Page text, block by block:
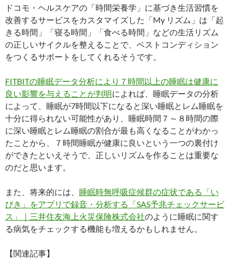
ドコモ・ヘルスケアの「時間栄養学」に基づき生活習慣を
改善するサービスをカスタマイズした「My リズム」は「起
きる時間」「寝る時間」「食べる時間」などの生活リズム
の正しいサイクルを整えることで、ベストコンディション
をつくるサポートをしてくれるそうです。
FITBITの睡眠データ分析により７時間以上の睡眠は健康に
良い影響を与えることが判明によれば、睡眠データの分析
によって、睡眠が7時間以下になると深い睡眠とレム睡眠を
十分に得られない可能性があり、睡眠時間７～８時間の際
に深い睡眠とレム睡眠の割合が最も高くなることがわかっ
たことから、７時間睡眠が健康に良いという一つの裏付け
ができたといえそうで、正しいリズムを作ることは重要な
のだと思います。
また、将来的には、 睡眠時無呼吸症候群の症状である「い
びき」をアプリで録音・分析する「SAS予兆チェックサービ
ス」｜三井住友海上火災保険株式会社のように睡眠に関す
る病気をチェックする機能も増えるかもしれません。
【関連記事】